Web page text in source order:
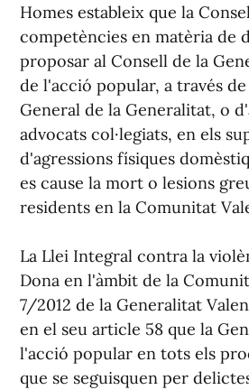
Homes estableix que la
competències en matèria de
proposar al Consell de la
de l'acció popular, a través
General de la Generalitat, o
advocats col·legiats, en els
d'agressions físiques
es cause la mort o lesions
residents en la Comunitat
La Llei Integral contra la
Dona en l'àmbit de la
7/2012 de la Generalitat
en el seu article 58 que la
l'acció popular en tots els
que se seguisquen per